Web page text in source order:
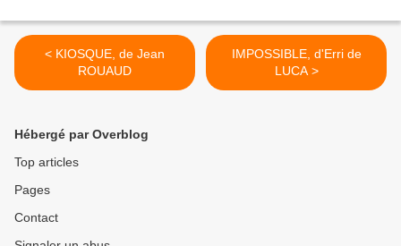
< KIOSQUE, de Jean
ROUAUD
IMPOSSIBLE, d'Erri de
LUCA >
Hébergé par Overblog
Top articles
Pages
Contact